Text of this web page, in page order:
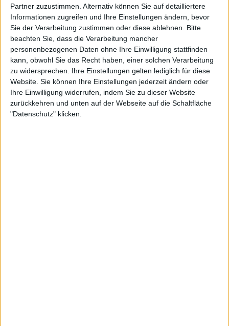
Partner zuzustimmen. Alternativ können Sie auf detailliertere
Informationen zugreifen und Ihre Einstellungen ändern, bevor
Sie der Verarbeitung zustimmen oder diese ablehnen.
Bitte
beachten Sie, dass die Verarbeitung mancher
personenbezogenen Daten ohne Ihre Einwilligung stattfinden
kann, obwohl Sie das Recht haben, einer solchen Verarbeitung
zu widersprechen. Ihre Einstellungen gelten lediglich für diese
Website. Sie können Ihre Einstellungen jederzeit ändern oder
Ihre Einwilligung widerrufen, indem Sie zu dieser Website
zurückkehren und unten auf der Webseite auf die Schaltfläche
"Datenschutz" klicken.
Gazpacho – Magic 8-Ball – Cover Artwork
Tracklist: